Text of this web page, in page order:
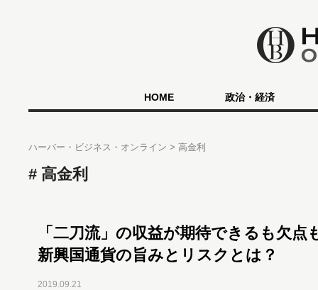
HOME 政治・経済
ハーバー・ビジネス・オンライン 高金利
高金利
「二刀流」の収益が期待できるも欠点
新興国通貨の旨みとリスクとは？
2019.09.21